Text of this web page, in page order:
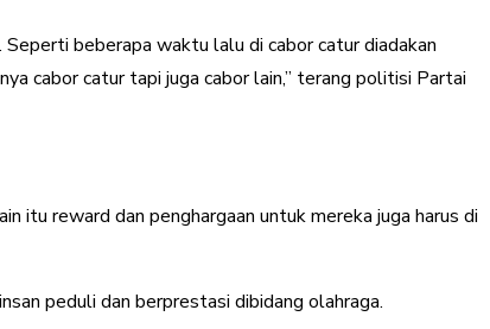
beberapa waktu lalu di cabor catur diadakan
cabor catur tapi juga cabor lain,” terang politisi Partai
itu reward dan penghargaan untuk mereka juga harus di
peduli dan berprestasi dibidang olahraga.